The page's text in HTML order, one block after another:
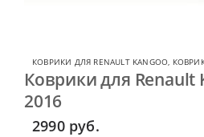
КОВРИКИ ДЛЯ RENAULT KANGOO,
Коврики для Renault
2016
2990 руб.